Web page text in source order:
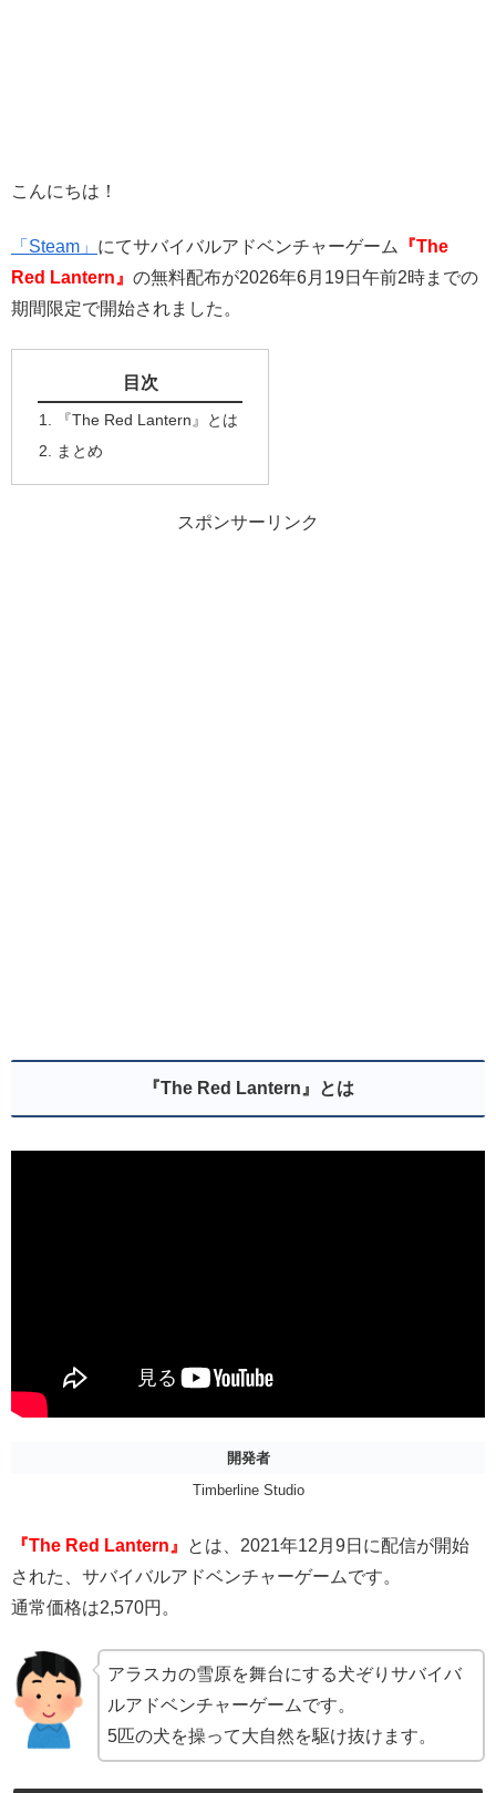
こんにちは！
「Steam」 にてサバイバルアドベンチャーゲーム
『The
Red Lantern 』 の無料配布が2026年6月19日午前2時までの
期間限定で開始されました。
目次
『The Red Lantern』とは
まとめ
スポンサーリンク
『The Red Lantern』とは
開発者
Timberline Studio
『The Red Lantern』
とは、2021年12月9日に配信が開始
された、サバイバルアドベンチャーゲームです。
通常価格は2,570円。
アラスカの雪原を舞台にする犬ぞりサバイバ
ルアドベンチャーゲームです。
5匹の犬を操って大自然を駆け抜けます。